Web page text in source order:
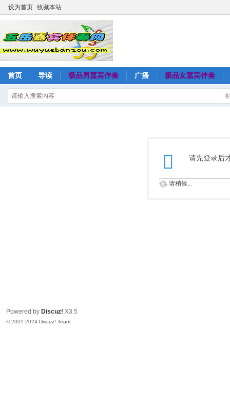
设为首页 收藏本站
首页 导读 极品男嘉宾伴奏 广播 极品女嘉宾伴奏
请先登录后
请稍候...
Powered by Discuz! X3.5
© 2001-2024 Discuz! Team